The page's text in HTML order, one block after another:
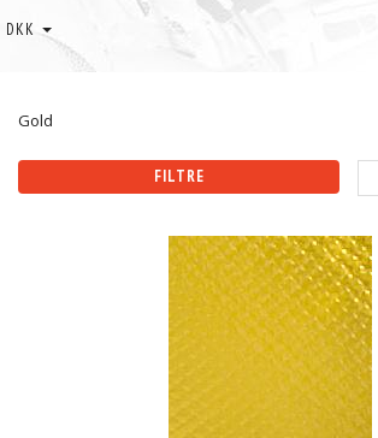
DKK
Gold
FILTRE